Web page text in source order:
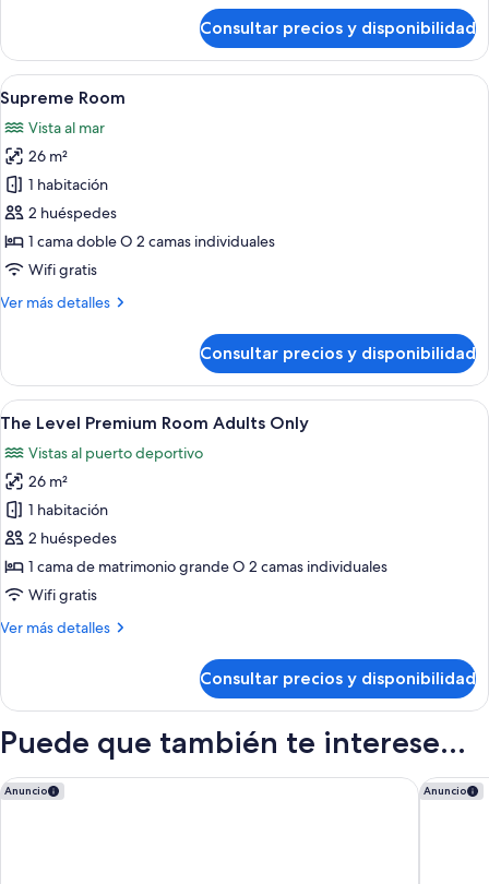
Level
Premium
Junior
Suite
Adults
Only
Consultar precios y disponibilidad
Abrir
todas
las
fotos
de
Supreme
Room
Una habitación de hotel moderna
6
Supreme Room
Vista al mar
26 m²
1 habitación
2 huéspedes
1 cama doble O 2 camas individuales
Wifi gratis
Ver más detalles
Más
Room
Consultar precios y disponibilidad
Abrir
todas
las
fotos
de
The
Level
Premium
Adults
Habitación de hotel con una cama
11
The Level Premium Room Adults Only
Vistas al puerto deportivo
26 m²
1 habitación
2 huéspedes
1 cama de matrimonio grande O 2 camas individuales
Wifi gratis
Ver más detalles
Más
Level
Room
Only
Consultar precios y disponibilidad
Puede que también te interese...
Anuncio
NH Alicante Anuncio